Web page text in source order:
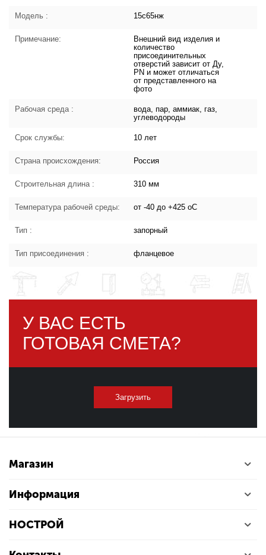
Модель : 15с65нж
Примечание:
Внешний вид изделия и
количество
присоединительных
отверстий зависит от Ду,
PN и может отличаться
от представленного на
фото
Рабочая среда :
вода, пар, аммиак, газ,
углеводороды
Срок службы: 10 лет
Страна происхождения: Россия
Строительная длина : 310 мм
Температура рабочей среды: от -40 до +425 oC
Тип : запорный
Тип присоединения : фланцевое
У ВАС ЕСТЬ
ГОТОВАЯ СМЕТА?
Загрузить
Магазин
Информация
НОСТРОЙ